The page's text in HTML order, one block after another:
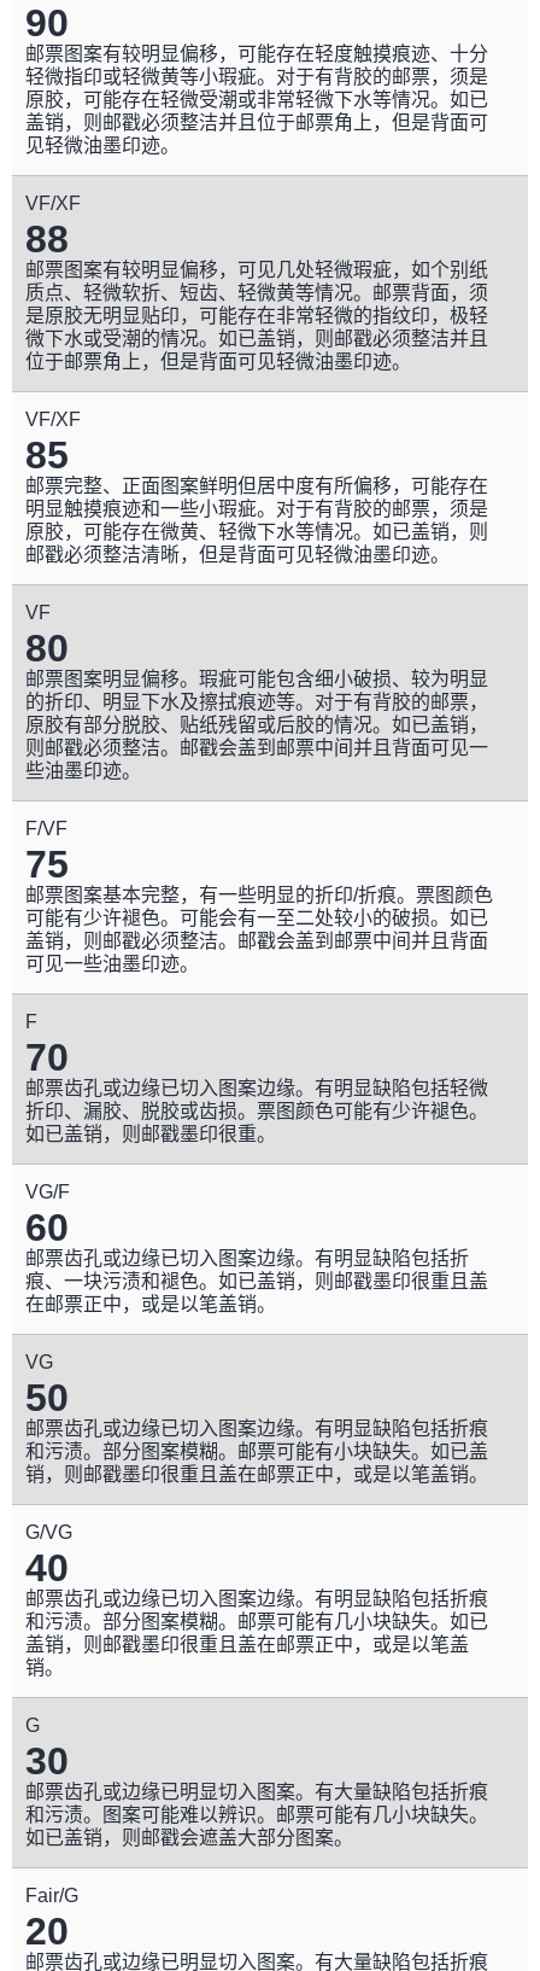
90
邮票图案有较明显偏移，可能存在轻度触摸痕迹、十分
轻微指印或轻微黄等小瑕疵。对于有背胶的邮票，须是
原胶，可能存在轻微受潮或非常轻微下水等情况。如已
盖销，则邮戳必须整洁并且位于邮票角上，但是背面可
见轻微油墨印迹。
VF/XF
88
邮票图案有较明显偏移，可见几处轻微瑕疵，如个别纸
质点、轻微软折、短齿、轻微黄等情况。邮票背面，须
是原胶无明显贴印，可能存在非常轻微的指纹印，极轻
微下水或受潮的情况。如已盖销，则邮戳必须整洁并且
位于邮票角上，但是背面可见轻微油墨印迹。
VF/XF
85
邮票完整、正面图案鲜明但居中度有所偏移，可能存在
明显触摸痕迹和一些小瑕疵。对于有背胶的邮票，须是
原胶，可能存在微黄、轻微下水等情况。如已盖销，则
邮戳必须整洁清晰，但是背面可见轻微油墨印迹。
VF
80
邮票图案明显偏移。瑕疵可能包含细小破损、较为明显
的折印、明显下水及擦拭痕迹等。对于有背胶的邮票，
原胶有部分脱胶、贴纸残留或后胶的情况。如已盖销，
则邮戳必须整洁。邮戳会盖到邮票中间并且背面可见一
些油墨印迹。
F/VF
75
邮票图案基本完整，有一些明显的折印/折痕。票图颜色
可能有少许褪色。可能会有一至二处较小的破损。如已
盖销，则邮戳必须整洁。邮戳会盖到邮票中间并且背面
可见一些油墨印迹。
F
70
邮票齿孔或边缘已切入图案边缘。有明显缺陷包括轻微
折印、漏胶、脱胶或齿损。票图颜色可能有少许褪色。
如已盖销，则邮戳墨印很重。
VG/F
60
邮票齿孔或边缘已切入图案边缘。有明显缺陷包括折
痕、一块污渍和褪色。如已盖销，则邮戳墨印很重且盖
在邮票正中，或是以笔盖销。
VG
50
邮票齿孔或边缘已切入图案边缘。有明显缺陷包括折痕
和污渍。部分图案模糊。邮票可能有小块缺失。如已盖
销，则邮戳墨印很重且盖在邮票正中，或是以笔盖销。
G/VG
40
邮票齿孔或边缘已切入图案边缘。有明显缺陷包括折痕
和污渍。部分图案模糊。邮票可能有几小块缺失。如已
盖销，则邮戳墨印很重且盖在邮票正中，或是以笔盖
销。
G
30
邮票齿孔或边缘已明显切入图案。有大量缺陷包括折痕
和污渍。图案可能难以辨识。邮票可能有几小块缺失。
如已盖销，则邮戳会遮盖大部分图案。
Fair/G
20
邮票齿孔或边缘已明显切入图案。有大量缺陷包括折痕